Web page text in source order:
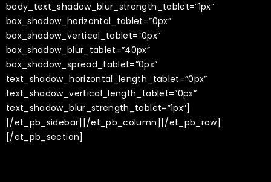
body_text_shadow_blur_strength_tablet=”1px”
box_shadow_horizontal_tablet=”0px”
box_shadow_vertical_tablet=”0px”
box_shadow_blur_tablet=”40px”
box_shadow_spread_tablet=”0px”
text_shadow_horizontal_length_tablet=”0px”
text_shadow_vertical_length_tablet=”0px”
text_shadow_blur_strength_tablet=”1px”]
[/et_pb_sidebar][/et_pb_column][/et_pb_row]
[/et_pb_section]